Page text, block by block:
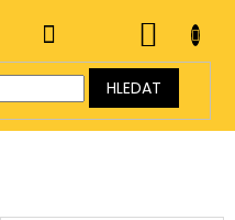
HLEDAT
KOŠÍK